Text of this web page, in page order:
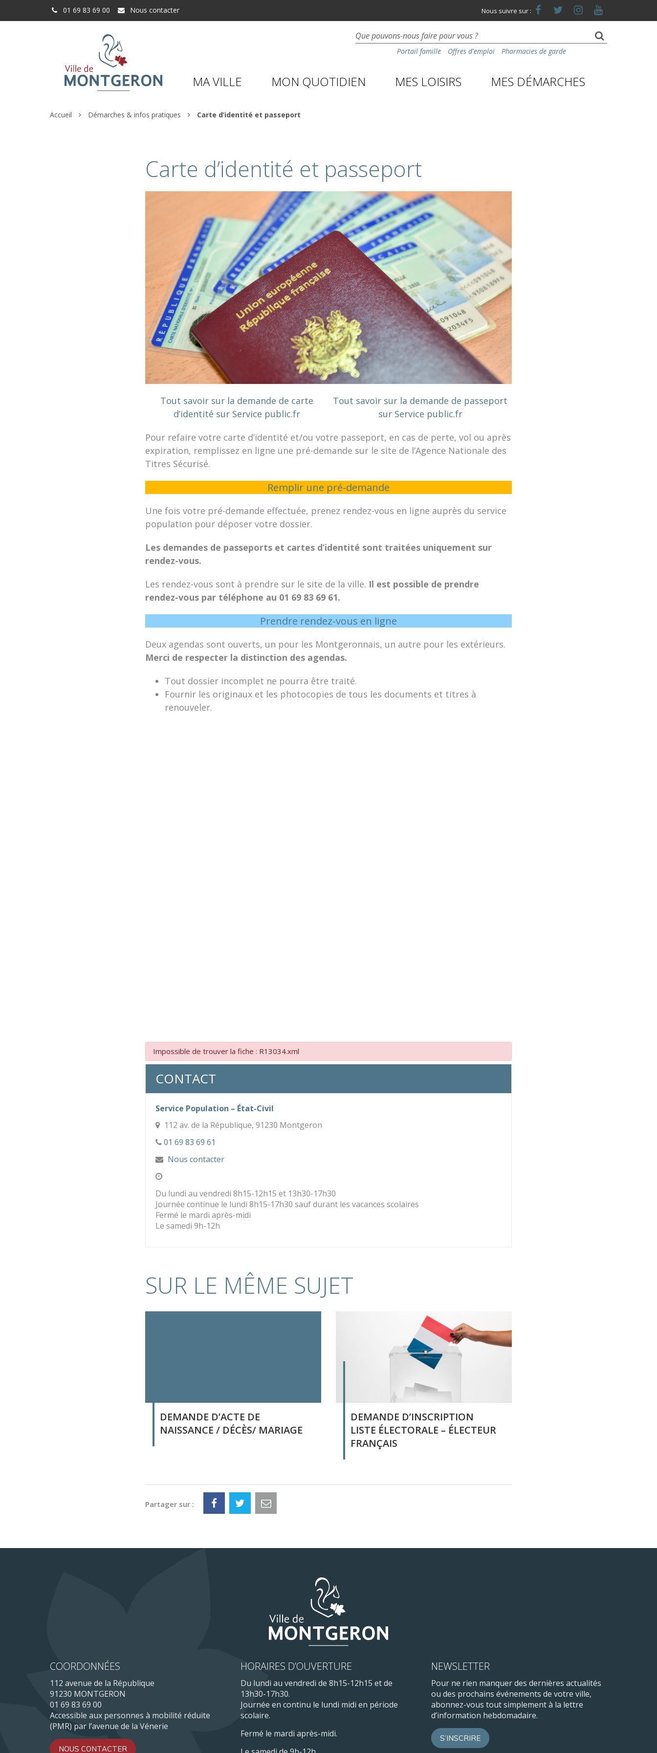
01 69 83 69 00 Nous contacter Nous suivre sur :
Lien
vers
Facebook
Lien
vers
Twitter
Lien
vers
compte
vers
Portail famille Offres d'emploi Pharmacies de garde
MA VILLE MON QUOTIDIEN MES LOISIRS MES DÉMARCHES
Accueil Démarches & infos pratiques Carte d’identité et passeport
Carte d’identité et passeport
Tout savoir sur la demande de carte
d’identité sur Service public.fr
Tout savoir sur la demande de passeport
sur Service public.fr
Pour refaire votre carte d’identité et/ou votre passeport, en cas de perte, vol ou après
expiration, remplissez en ligne une pré-demande sur le site de l’Agence Nationale des
Titres Sécurisé.
Remplir une pré-demande
Une fois votre pré-demande effectuée, prenez rendez-vous en ligne auprès du service
population pour déposer votre dossier.
Les demandes de passeports et cartes d’identité sont traitées uniquement sur
rendez-vous.
Les rendez-vous sont à prendre sur le site de la ville. Il est possible de prendre
rendez-vous par téléphone au 01 69 83 69 61.
Prendre rendez-vous en ligne
Deux agendas sont ouverts, un pour les Montgeronnais, un autre pour les extérieurs.
Merci de respecter la distinction des agendas.
Tout dossier incomplet ne pourra être traité.
Fournir les originaux et les photocopies de tous les documents et titres à
renouveler.
Impossible de trouver la fiche : R13034.xml
CONTACT
Service Population – État-Civil
112 av. de la République, 91230 Montgeron
01 69 83 69 61
Nous contacter
Du lundi au vendredi 8h15-12h15 et 13h30-17h30
Journée continue le lundi 8h15-17h30 sauf durant les vacances scolaires
Fermé le mardi après-midi
Le samedi 9h-12h
SUR LE MÊME SUJET
DEMANDE D’ACTE DE
NAISSANCE / DÉCÈS/ MARIAGE
DEMANDE D’INSCRIPTION
LISTE ÉLECTORALE – ÉLECTEUR
FRANÇAIS
Partager sur :
COORDONNÉES
112 avenue de la République
91230 MONTGERON
01 69 83 69 00
Accessible aux personnes à mobilité réduite
(PMR) par l’avenue de la Vénerie
NOUS CONTACTER
HORAIRES D’OUVERTURE
Du lundi au vendredi de 8h15-12h15 et de
13h30-17h30.
Journée en continu le lundi midi en période
scolaire.
Fermé le mardi après-midi.
NEWSLETTER
Pour ne rien manquer des dernières actualités
ou des prochains événements de votre ville,
abonnez-vous tout simplement à la lettre
d’information hebdomadaire.
S’INSCRIRE